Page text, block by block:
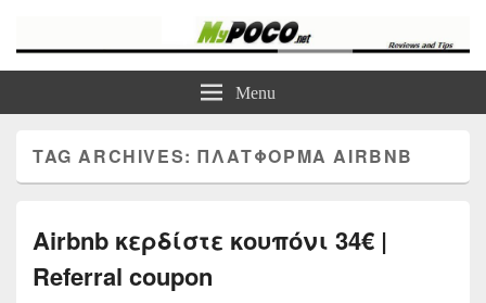
Τα καλύτερα Reviews , Συγκρίσεις , VPN , Webhosting
Menu
TAG ARCHIVES:ΠΛΑΤΦΟΡΜΑ AIRBNB
Airbnb κερδίστε κουπόνι 34€ |
Referral coupon